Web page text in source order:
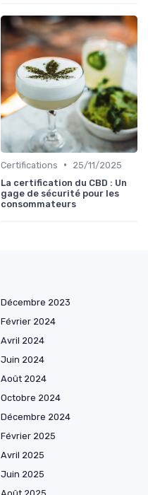
Certifications •
25/11/2025
La certification du CBD : Un
gage de sécurité pour les
consommateurs
Décembre 2023
Février 2024
Avril 2024
Juin 2024
Août 2024
Octobre 2024
Décembre 2024
Février 2025
Avril 2025
Juin 2025